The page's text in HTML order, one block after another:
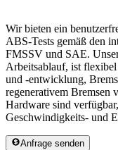
Wir bieten ein
ABS-Tests gemäß den
FMSSV und SAE.
Arbeitsablauf, ist
und -entwicklung,
regenerativem Bremsen
Hardware sind
Geschwindigkeits- und
Anfrage senden